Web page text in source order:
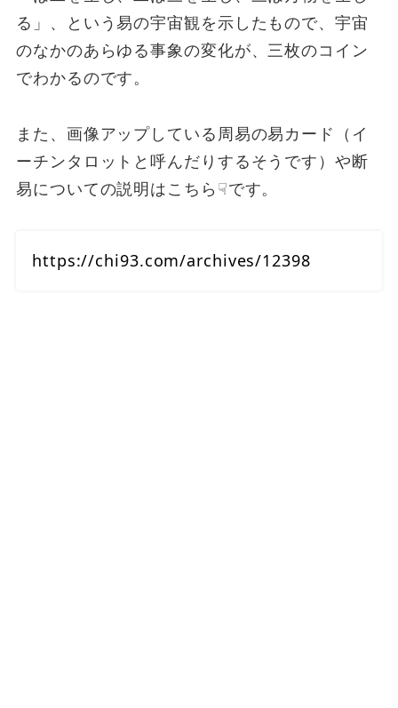
る」、という易の宇宙観を示したもので、宇宙
のなかのあらゆる事象の変化が、三枚のコイン
でわかるのです。
また、画像アップしている周易の易カード（イ
ーチンタロットと呼んだりするそうです）や断
易についての説明はこちら☟です。
https://chi93.com/archives/12398